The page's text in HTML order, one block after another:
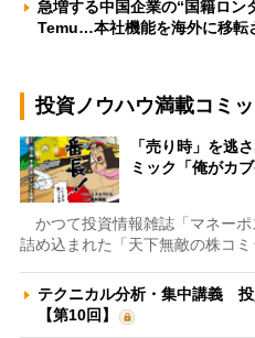
急増する中国企業の“国籍ロ
Temu…本社機能を海外に移
投資ノウハウ満載コミ
「売り時」を逃
ミック「俺がカ
かつて投資情報雑誌「マネー
詰め込まれた「天下無敵の株コ
テクニカル分析・集中講義 投
【第10回】